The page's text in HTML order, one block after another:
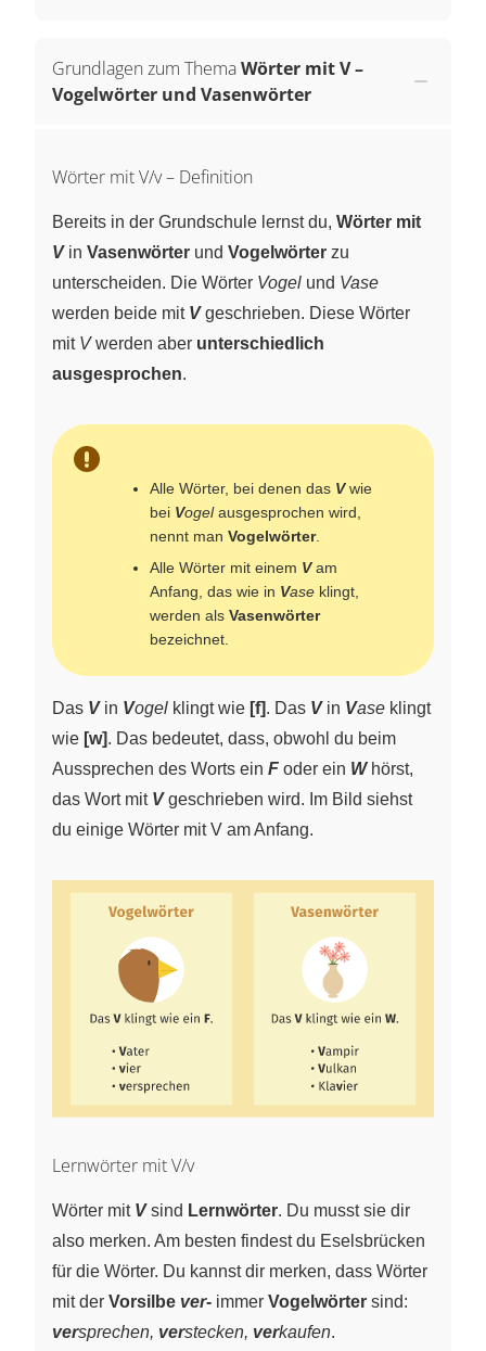
Grundlagen zum ThemaWörter mit V –
Vogelwörter und Vasenwörter
Wörter mit V/v – Definition
Bereits in der Grundschule lernst du, Wörter mit
Vin Vasenwörter und Vogelwörter zu
unterscheiden. Die Wörter Vogel und Vase
werden beide mit Vgeschrieben. Diese Wörter
mit Vwerden aber unterschiedlich
ausgesprochen.
Alle Wörter, bei denen das Vwie
bei Vogelausgesprochen wird,
nennt man Vogelwörter.
Alle Wörter mit einem Vam
Anfang, das wie in Vase klingt,
werden als Vasenwörter
bezeichnet.
Das Vin Vogel klingt wie [f]. Das Vin Vase klingt
wie [w]. Das bedeutet, dass, obwohl du beim
Aussprechen des Worts ein F oder ein Whörst,
das Wort mit Vgeschrieben wird. Im Bild siehst
du einige Wörter mit V am Anfang.
Lernwörter mit V/v
Wörter mit Vsind Lernwörter. Du musst sie dir
also merken. Am besten findest du Eselsbrücken
für die Wörter. Du kannst dir merken, dass Wörter
mit der Vorsilbe ver- immer Vogelwörter sind:
versprechen, verstecken, verkaufen.